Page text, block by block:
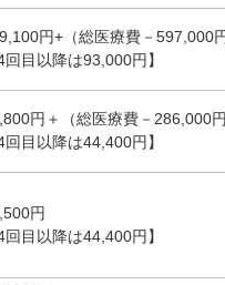
円+（総医療費－597,000
4回目以降は93,000円】
円＋（総医療費－286,000
4回目以降は44,400円】
円
4回目以降は44,400円】